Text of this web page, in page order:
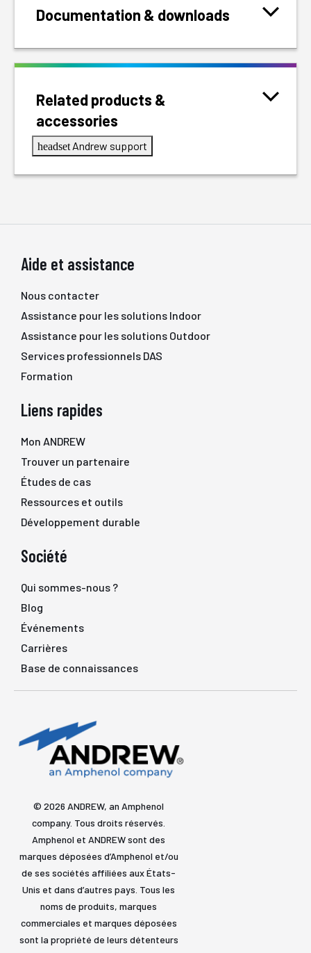
Documentation & downloads
Related products &
accessories
headset Andrew support
Aide et assistance
Nous contacter
Assistance pour les solutions Indoor
Assistance pour les solutions Outdoor
Services professionnels DAS
Formation
Liens rapides
Mon ANDREW
Trouver un partenaire
Études de cas
Ressources et outils
Développement durable
Société
Qui sommes-nous ?
Blog
Événements
Carrières
Base de connaissances
© 2026 ANDREW, an Amphenol
company. Tous droits réservés.
Amphenol et ANDREW sont des
marques déposées d’Amphenol et/ou
de ses sociétés affiliées aux États-
Unis et dans d’autres pays. Tous les
noms de produits, marques
commerciales et marques déposées
sont la propriété de leurs détenteurs